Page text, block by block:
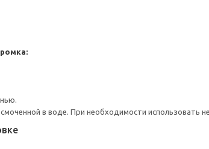
в воде. При необходимости использовать